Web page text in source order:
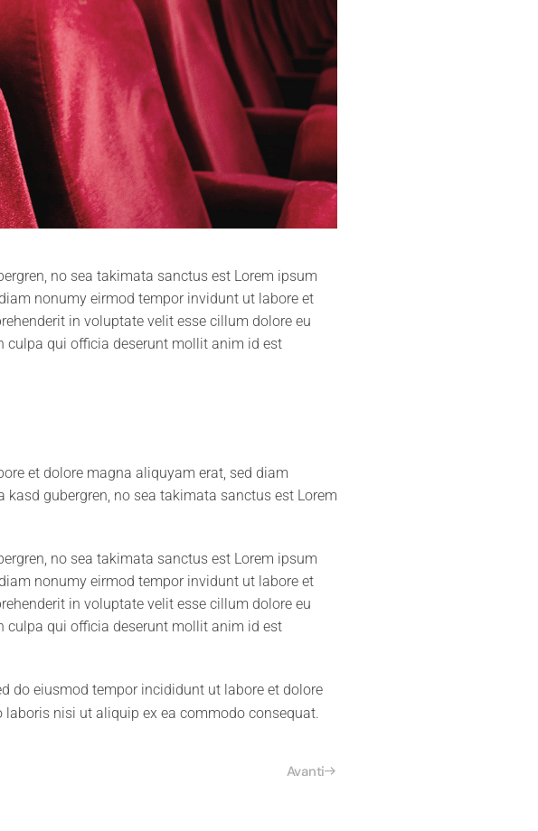
no sea takimata sanctus est Lorem ipsum
nonumy eirmod tempor invidunt ut labore et
in voluptate velit esse cillum dolore eu
culpa qui officia deserunt mollit anim id est
et dolore magna aliquyam erat, sed diam
gubergren, no sea takimata sanctus est Lorem
no sea takimata sanctus est Lorem ipsum
nonumy eirmod tempor invidunt ut labore et
in voluptate velit esse cillum dolore eu
culpa qui officia deserunt mollit anim id est
do eiusmod tempor incididunt ut labore et dolore
nisi ut aliquip ex ea commodo consequat.
Avanti